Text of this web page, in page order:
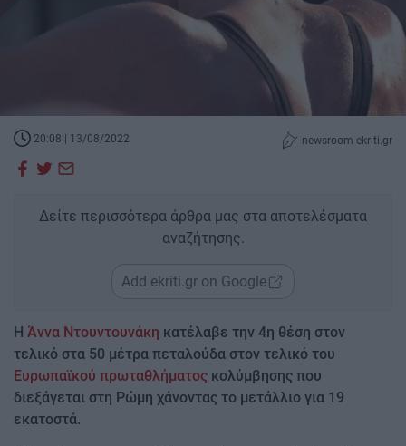
20:08 | 13/08/2022 newsroom ekriti.gr
Δείτε περισσότερα άρθρα μας στα αποτελέσματα
αναζήτησης.
Add ekriti.gr on Google
Η Άννα Ντουντουνάκη κατέλαβε την 4η θέση στον
τελικό στα 50 μέτρα πεταλούδα στον τελικό του
Ευρωπαϊκού πρωταθλήματος κολύμβησης που
διεξάγεται στη Ρώμη χάνοντας το μετάλλιο για 19
εκατοστά.